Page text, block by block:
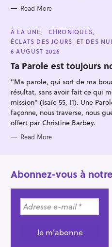
Read More
C
A
T
E
G
O
R
E
À LA UNE
CHRONIQUES
ÉCLATS DES JOURS. ET DES
6 AUGUST 2026
Ta Parole est toujours
"Ma parole, qui sort de ma
résultat, sans avoir fait ce qui
mission" (Isaïe 55, 11). Une
façonne, nous traverse, nous
offert par Christine Barbey.
Read More
Abonnez-vous à